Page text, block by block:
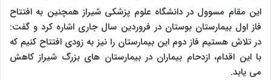
این مقام مسوول در دانشگاه علوم پزشکی شیراز همچنین به افتتاح
فاز اول بیمارستان بوستان در فروردین سال جاری اشاره کرد و گفت:
در تلاش هستیم فاز دوم این بیمارستان را نیز به زودی افتتاح کنیم که
با این اقدام، ازدحام بیماران در بیمارستان‌ های بزرگ شیراز کاهش
می ‌یابد.